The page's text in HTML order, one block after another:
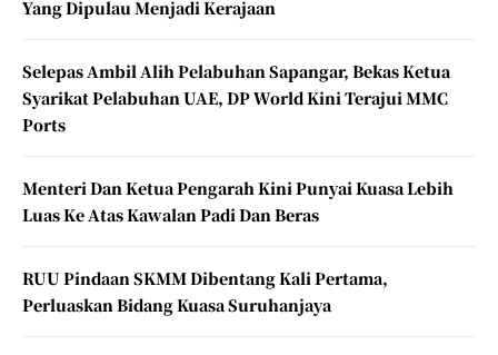
Yang Dipulau Menjadi Kerajaan
Selepas Ambil Alih Pelabuhan Sapangar, Bekas Ketua
Syarikat Pelabuhan UAE, DP World Kini Terajui MMC
Ports
Menteri Dan Ketua Pengarah Kini Punyai Kuasa Lebih
Luas Ke Atas Kawalan Padi Dan Beras
RUU Pindaan SKMM Dibentang Kali Pertama,
Perluaskan Bidang Kuasa Suruhanjaya